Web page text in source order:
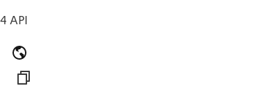
4 API